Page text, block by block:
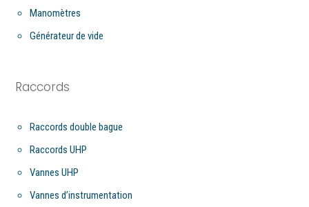
Manomètres
Générateur de vide
Raccords
Raccords double bague
Raccords UHP
Vannes UHP
Vannes d’instrumentation